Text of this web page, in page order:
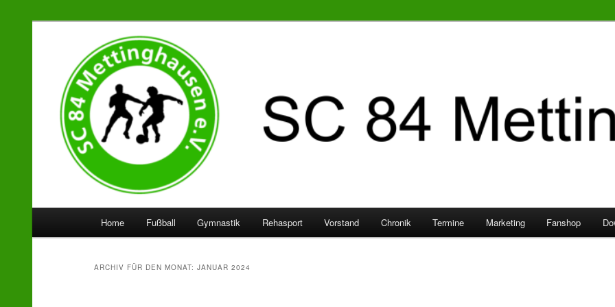
SC 84 Mettinghausen
Zum
Zum
Home Fußball Gymnastik Rehasport Vorstand Chronik Termine Marketing Fanshop
ARCHIV FÜR DEN MONAT:JANUAR 2024